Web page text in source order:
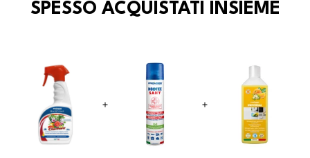
SPESSO ACQUISTATI INSIEME